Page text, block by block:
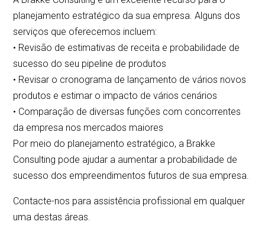
planejamento estratégico da sua empresa. Alguns dos
serviços que oferecemos incluem:
• Revisão de estimativas de receita e probabilidade de
sucesso do seu pipeline de produtos
• Revisar o cronograma de lançamento de vários novos
produtos e estimar o impacto de vários cenários
• Comparação de diversas funções com concorrentes
da empresa nos mercados maiores
Por meio do planejamento estratégico, a Brakke
Consulting pode ajudar a aumentar a probabilidade de
sucesso dos empreendimentos futuros de sua empresa.
Contacte-nos para assistência profissional em qualquer
uma destas áreas.